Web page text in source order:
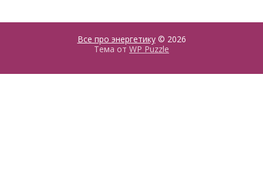
Все про энергетику© 2026
Тема от WP Puzzle